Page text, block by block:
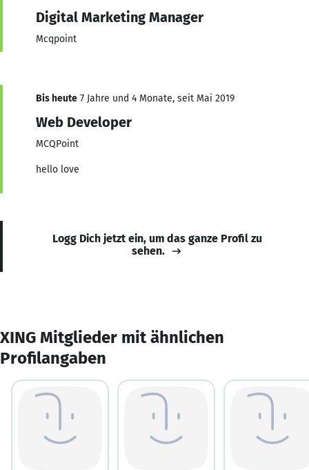
Digital Marketing Manager
Mcqpoint
Bis heute 7 Jahre und 4 Monate, seit Mai 2019
Web Developer
MCQPoint
hello love
Logg Dich jetzt ein, um das ganze Profil zu
sehen.
XING Mitglieder mit ähnlichen
Profilangaben